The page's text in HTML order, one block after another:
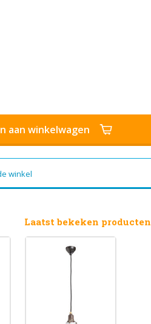
aan winkelwagen
winkel
Laatst bekeken producten